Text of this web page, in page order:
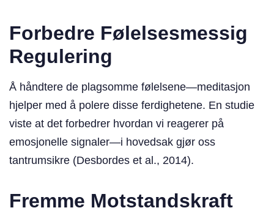
Forbedre Følelsesmessig
Regulering
Å håndtere de plagsomme følelsene—meditasjon
hjelper med å polere disse ferdighetene. En studie
viste at det forbedrer hvordan vi reagerer på
emosjonelle signaler—i hovedsak gjør oss
tantrumsikre (Desbordes et al., 2014).
Fremme Motstandskraft